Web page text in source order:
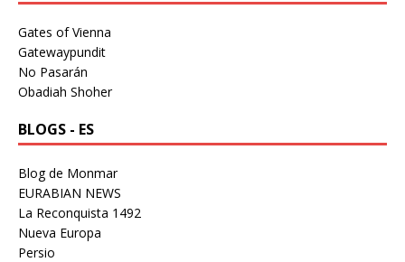
Gates of Vienna
Gatewaypundit
No Pasarán
Obadiah Shoher
BLOGS - ES
Blog de Monmar
EURABIAN NEWS
La Reconquista 1492
Nueva Europa
Persio